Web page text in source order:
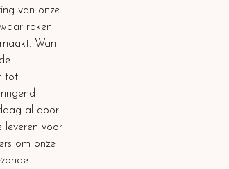
van onze
roken
Want
tot
al door
leveren voor
om onze